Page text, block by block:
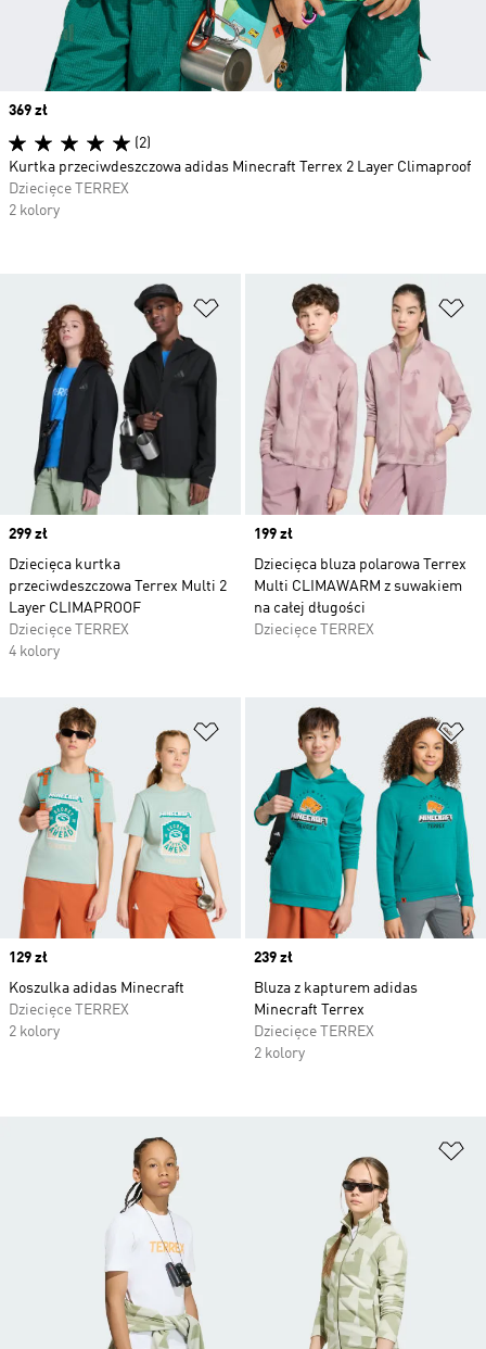
Dodaj do listy życzeń
Price
299 zł
Dziecięca kurtka
przeciwdeszczowa Terrex Multi 2
Layer CLIMAPROOF
Dziecięce TERREX
4 kolory
Price
199 zł
Dziecięca bluza polarowa Terrex
Multi CLIMAWARM z suwakiem
na całej długości
Dziecięce TERREX
Dodaj do listy życzeń
Price
129 zł
Koszulka adidas Minecraft
Dziecięce TERREX
2 kolory
Price
239 zł
Bluza z kapturem adidas
Minecraft Terrex
Dziecięce TERREX
2 kolory
Price
369 zł
(2)
Kurtka przeciwdeszczowa adidas Minecraft Terrex 2 Layer Climaproof
Dziecięce TERREX
2 kolory